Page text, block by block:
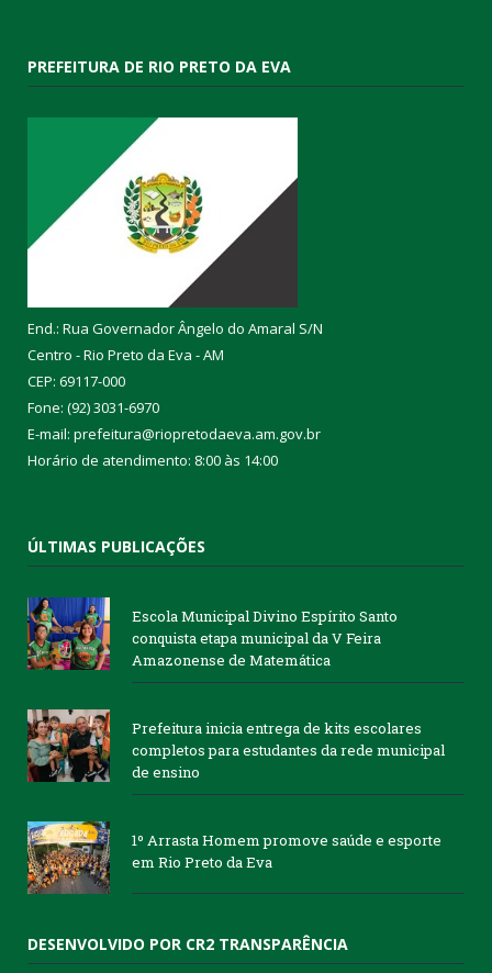
PREFEITURA DE RIO PRETO DA EVA
End.: Rua Governador Ângelo do Amaral S/N
Centro - Rio Preto da Eva - AM
CEP: 69117-000
Fone: (92) 3031-6970
E-mail: prefeitura@riopretodaeva.am.gov.br
Horário de atendimento: 8:00 às 14:00
ÚLTIMAS PUBLICAÇÕES
Escola Municipal Divino Espírito Santo
conquista etapa municipal da V Feira
Amazonense de Matemática
Prefeitura inicia entrega de kits escolares
completos para estudantes da rede municipal
de ensino
1º Arrasta Homem promove saúde e esporte
em Rio Preto da Eva
DESENVOLVIDO POR CR2 TRANSPARÊNCIA